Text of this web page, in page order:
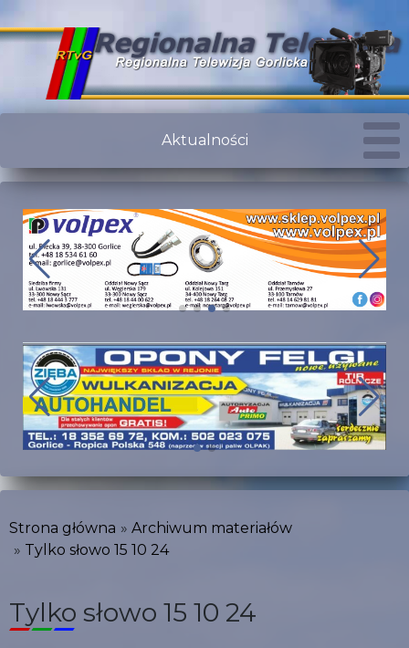
Aktualności
Strona główna
Archiwum materiałów
Tylko słowo 15 10 24
Tylko słowo 15 10 24